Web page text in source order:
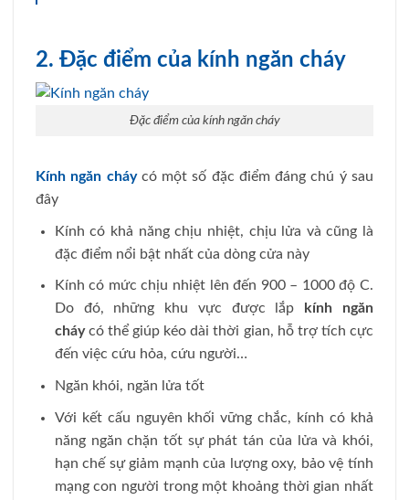
2. Đặc điểm của kính ngăn cháy
Đặc điểm của kính ngăn cháy
Kính ngăn cháycó một số đặc điểm đáng chú ý sau
đây
Kính có khả năng chịu nhiệt, chịu lửa và cũng là
đặc điểm nổi bật nhất của dòng cửa này
Kính có mức chịu nhiệt lên đến 900 – 1000 độ C.
Do đó, những khu vực được lắp
kính ngăn
cháycó thể giúp kéo dài thời gian, hỗ trợ tích cực
đến việc cứu hỏa, cứu người…
Ngăn khói, ngăn lửa tốt
Với kết cấu nguyên khối vững chắc, kính có khả
năng ngăn chặn tốt sự phát tán của lửa và khói,
hạn chế sự giảm mạnh của lượng oxy, bảo vệ tính
mạng con người trong một khoảng thời gian nhất